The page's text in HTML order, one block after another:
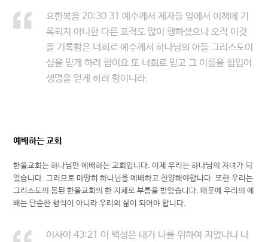
요한복음 20:30 31 예수께서 제자들 앞에서 이책에 기
록되지 아니한 다른 표적도 많이 행하셨으나 오직 이것
을 기록함은 너희로 예수께서 하나님의 아들 그리스도이
심을 믿게 하려 함이요 또 너희로 믿고 그 이름을 힘입어
생명을 얻게 하려 함이니라.
예배하는 교회
한올교회는 하나님만 예배하는 교회입니다. 이제 우리는 하나님의 자녀가 되
었습니다. 그러므로 마땅히 하나님을 예배하고 찬양해야합니다. 또한 우리는
그리스도의 몸된 한올교회의 한 지체로 부름을 받았습니다. 때문에 우리의 예
배는 단순한 형식이 아니라 우리의 삶이 되어야 합니다.
이사야 43:21 이 백성은 내가 나를 위하여 지었나니 나